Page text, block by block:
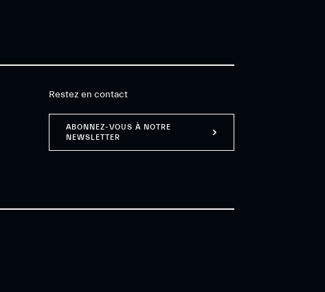
Restez en contact
ABONNEZ-VOUS À NOTRE
NEWSLETTER